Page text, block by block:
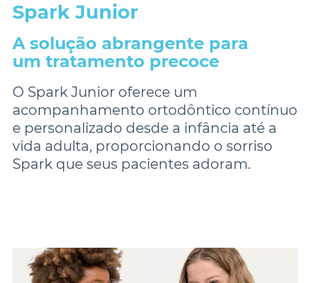
Spark Junior
A solução abrangente para
um tratamento precoce
O Spark Junior oferece um
acompanhamento ortodôntico contínuo
e personalizado desde a infância até a
vida adulta, proporcionando o sorriso
Spark que seus pacientes adoram.